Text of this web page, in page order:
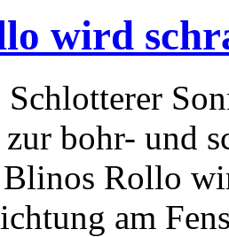
wird
bohr- und
Rollo
am